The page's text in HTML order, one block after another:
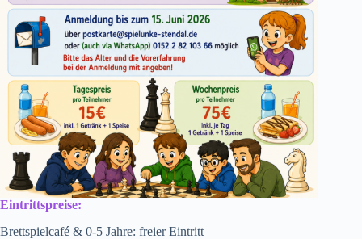
Eintrittspreise:
Brettspielcafé & 0-5 Jahre: freier Eintritt